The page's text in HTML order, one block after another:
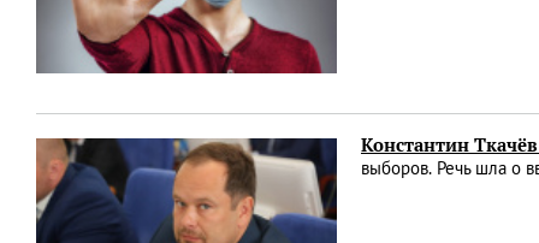
Константин
выборов. Речь шла о